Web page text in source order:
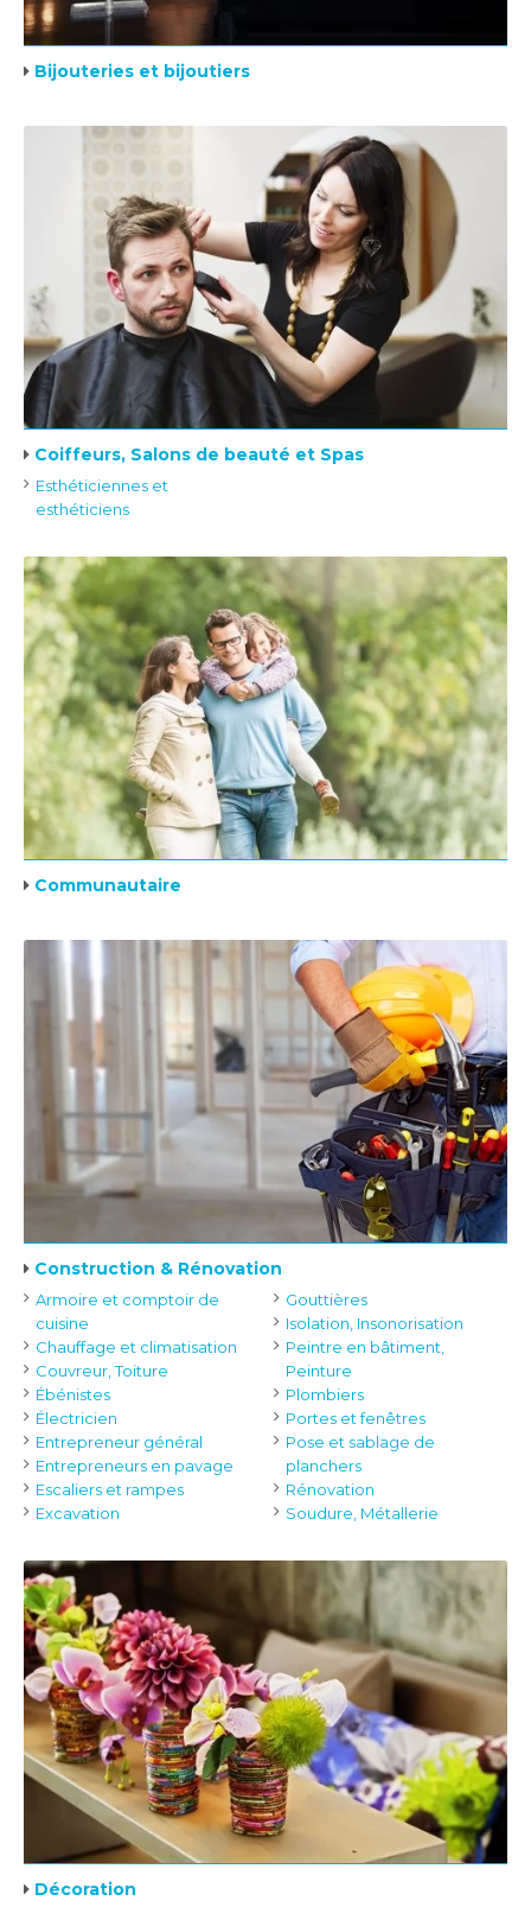
Bijouteries et bijoutiers
Coiffeurs, Salons de beauté et Spas
Esthéticiennes et
esthéticiens
Communautaire
Construction & Rénovation
Armoire et comptoir de
cuisine
Chauffage et climatisation
Couvreur, Toiture
Ébénistes
Électricien
Entrepreneur général
Entrepreneurs en pavage
Escaliers et rampes
Excavation
Gouttières
Isolation, Insonorisation
Peintre en bâtiment,
Peinture
Plombiers
Portes et fenêtres
Pose et sablage de
planchers
Rénovation
Soudure, Métallerie
Décoration